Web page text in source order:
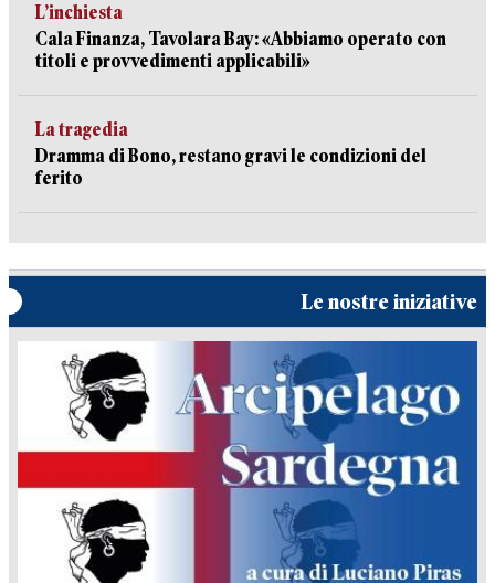
L’inchiesta
Cala Finanza, Tavolara Bay: «Abbiamo operato con
titoli e provvedimenti applicabili»
La tragedia
Dramma di Bono, restano gravi le condizioni del
ferito
Le nostre iniziative